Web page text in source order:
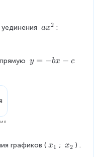
a
{
ax2 :
y
y = −bx − c
графиков ( x
x1 ; x
x2 ) .